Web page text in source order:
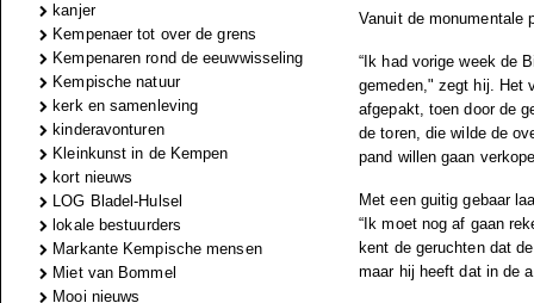
kanjer
Kempenaer tot over de grens
Kempenaren rond de eeuwwisseling
Kempische natuur
kerk en samenleving
kinderavonturen
Kleinkunst in de Kempen
kort nieuws
LOG Bladel-Hulsel
lokale bestuurders
Markante Kempische mensen
Miet van Bommel
Mooi nieuws
Vanuit de monumentale
“Ik had vorige week de
gemeden," zegt hij. Het
afgepakt, toen door de
de toren, die wilde de
pand willen gaan
Met een guitig gebaar
“Ik moet nog af gaan
kent de geruchten dat
maar hij heeft dat in de